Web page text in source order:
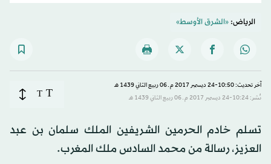
الرياض:«الشرق الأوسط»
آخر تحديث: 10:50-24 ديسمبر 2017 م ـ 06 ربيع الثاني 1439 هـ
نُشر: 10:24-24 ديسمبر 2017 م ـ 06 ربيع الثاني 1439 هـ
T
T
تسلم خادم الحرمين الشريفين الملك سلمان بن عبد
العزيز، رسالة من محمد السادس ملك المغرب.